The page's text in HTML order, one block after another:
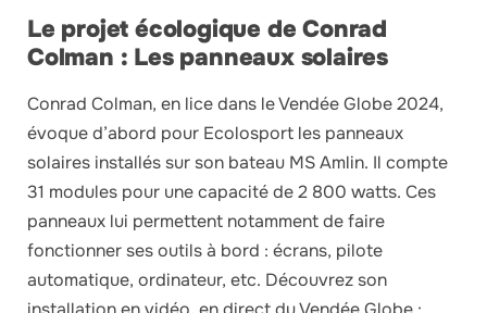
Le projet écologique de Conrad
Colman : Les panneaux solaires
Conrad Colman, en lice dans le Vendée Globe 2024,
évoque d’abord pour Ecolosport les panneaux
solaires installés sur son bateau MS Amlin. Il compte
31 modules pour une capacité de 2 800 watts. Ces
panneaux lui permettent notamment de faire
fonctionner ses outils à bord : écrans, pilote
automatique, ordinateur, etc. Découvrez son